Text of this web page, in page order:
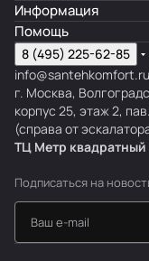
Информация
Помощь
8 (495) 225-62-85
info@santehkomfort.ru
г. Москва,
корпус 25, этаж 2,
(справа от
ТЦ Метр квадратный
Подписаться на